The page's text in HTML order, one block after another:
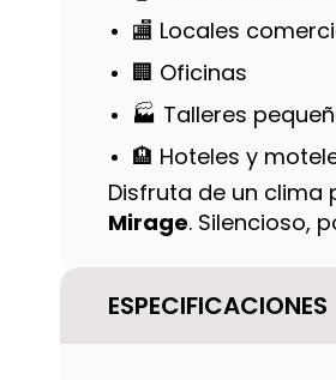
🏬 Locales
🏢 Oficinas
🏭 Talleres
🏨 Hoteles y
Disfruta de un clima
Mirage. Silencioso,
ESPECIFICACIONES